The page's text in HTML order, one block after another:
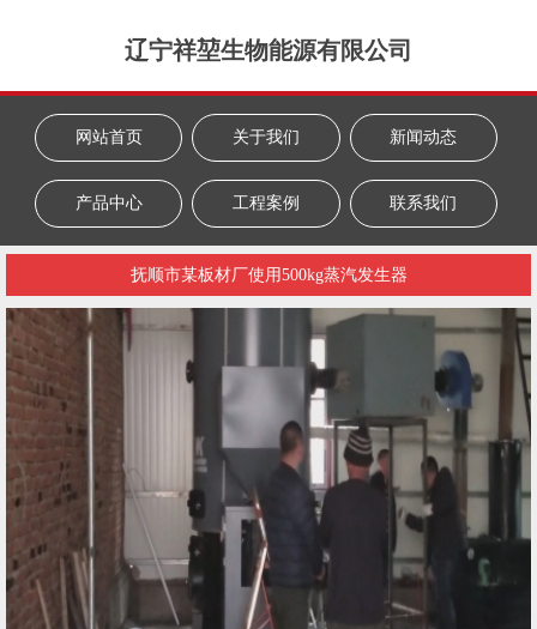
辽宁祥堃生物能源有限公司
网站首页 关于我们 新闻动态
产品中心 工程案例 联系我们
抚顺市某板材厂使用500kg蒸汽发生器